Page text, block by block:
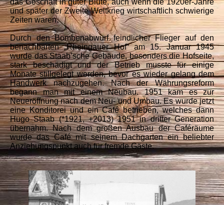
das Geschäft in guter Blüte, auch wenn die 1920er-Jahre
und später der Zweite Weltkrieg wirtschaftlich schwierige
Zeiten waren.
Durch den Bombenabwurf feindlicher Flieger auf den
benachbarten „Rheingauer Hof“ am 15. Januar 1945
wurde das Staab’sche Gebäude, besonders die Hofseite,
stark beschädigt und der Betrieb musste für einige
Monate stillgelegt werden, bevor es wieder gelang dem
Handwerk nachzugehen. Nach der Währungsreform
begann man mit einem Neubau. 1951 kam es zur
Neueröffnung nach dem Neu- und Umbau. Es wurde jetzt
eine Konditorei und ein Café betrieben, welches dann
Hugo Staab (*1921, +2013) 1951 in dritter Generation
übernahm. Nach dem großen Ausbau der Caféräume
wurde das Café mit seinem Dachgarten ein beliebter
Anziehungspunkt auch für fremde Gäste.